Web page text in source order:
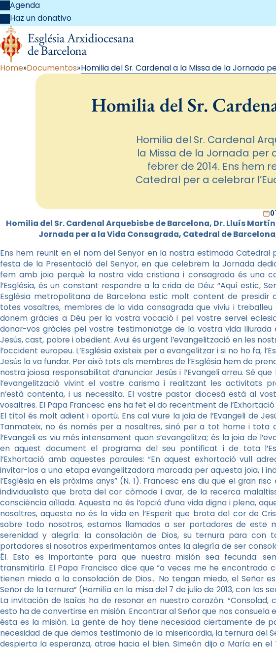
Agenda
Haz un donativo
Home Documentos Homilia del Sr. Cardenal a la Missa de la Jornada
Homilia del Sr.
Homilia del Sr. Cardenal
la Missa de la Jornada per
febrer de 2014. Ens hem
Catedral per a celebrar
Homilia del Sr. Cardenal Arquebisbe de Barcelona, Dr. Lluís
Jornada per a la Vida Consagrada, Catedral de
Ens hem reunit en el nom del Senyor en la nostra estimada Catedral
festa de la Presentació del Senyor, en que celebrem la Jornada
fem amb joia perquè la nostra vida cristiana i consagrada és una
l’Església, és un constant respondre a la crida de Déu: “Aquí estic,
Església metropolitana de Barcelona estic molt content de
totes vosaltres, membres de la vida consagrada que viviu i treballeu
donem gràcies a Déu per la vostra vocació i pel vostre servei
donar-vos gràcies pel vostre testimoniatge de la vostra vida lliurada
Jesús, cast, pobre i obedient. Avui és urgent l’evangelització en les
l’occident europeu. L’Església existeix per a evangelitzar i si no ho fa,
Jesús la va fundar. Per això tots els membres de l’Església hem de
nostra joiosa responsabilitat d’anunciar Jesús i l’Evangeli arreu. Sé
l’evangelització vivint el vostre carisma i realitzant les activitats
n’està contenta, i us necessita. El vostre pastor diocesà està al
vosaltres. El Papa Francesc ens ha fet el do recentment de l’Exhortació
El títol és molt adient i oportú. Ens cal viure la joia de l’Evangeli de
Tanmateix, no és només per a nosaltres, sinó per a tot home i tota
l’Evangeli es viu més intensament quan s’evangelitza; és la joia de
en aquest document el programa del seu pontificat i de tota
l’Exhortació amb aquestes paraules: “En aquest exhortació vull
invitar-los a una etapa evangelitzadora marcada per aquesta joia, i
l’Església en els pròxims anys” (N. 1). Francesc ens diu que el gran
individualista que brota del cor còmode i avar, de la recerca
consciència aïllada. Aquesta no és l’opció d’una vida digna i plena,
nosaltres, aquesta no és la vida en l’Esperit que brota del cor de
sobre todo nosotros, estamos llamados a ser portadores de este
serenidad y alegría: la consolación de Dios, su ternura para con
portadores si nosotros experimentamos antes la alegría de ser
Él. Esto es importante para que nuestra misión sea fecunda:
transmitirla. El Papa Francisco dice que “a veces me he encontrado
tienen miedo a la consolación de Dios… No tengan miedo, el Señor
Señor de la ternura” (Homilía en la misa del 7 de julio de 2013, con los
La invitación de Isaías ha de resonar en nuestro corazón: “Consolad,
esto ha de convertirse en misión. Encontrar al Señor que nos consuela
ésta es la misión. La gente de hoy tiene necesidad ciertamente de
necesidad de que demos testimonio de la misericordia, la ternura del
despierta la esperanza, atrae hacia el bien. Simeón dijo a María en el